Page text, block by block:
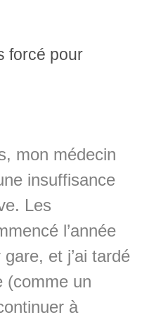
forcé pour
mon médecin
insuffisance
Les
l’année
et j’ai tardé
(comme un
à